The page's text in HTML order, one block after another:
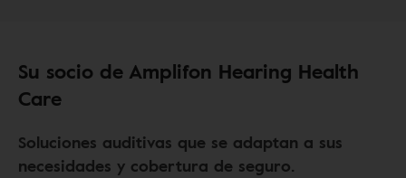
Su socio de Amplifon Hearing Health
Care
Soluciones auditivas que se adaptan a sus
necesidades y cobertura de seguro.